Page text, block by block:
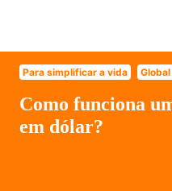
Para simplificar a vida
Como funciona
em dólar?